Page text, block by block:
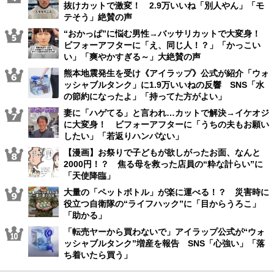
抜けカットで激変！ 2.9万いいね「別人やん」「モ
テそう」絶賛の声
“おかっぱ”に悩む男性→バッサリカットで大変身！
ビフォーアフターに「え、同じ人！？」「かっこい
い」「爽やかすぎる～」大絶賛の声
熊本地震発生を受け《アイラップ》公式が紹介「ウォ
ッシャブルタンク」に1.9万いいねの反響 SNS「水
の節約になったよ」「持ってた方がよい」
妻に「ハゲてる」と言われ…カットで解決→イケオジ
に大変身！ ビフォーアフターに「うちの夫もお願い
したい」「若返りハンパない」
【漫画】お祭りで子どもが欲しがったお面、なんと
2000円！？ 焦る母を救った店員の“粋な計らい”に
「天使降臨」
大量の「ペットボトル」が楽に運べる！？ 災害時に
役立つ自衛隊の“ライフハック”に「目からうろこ」
「助かる」
「転売ヤーから買わないで」アイラップ公式が“ウォ
ッシャブルタンク”増産を報告 SNS「心強い」「落
ち着いたら買う」